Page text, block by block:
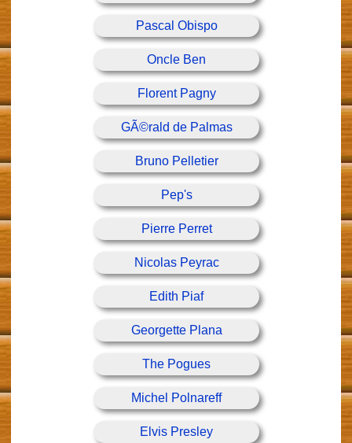
Pascal Obispo
Oncle Ben
Florent Pagny
GÃ©rald de Palmas
Bruno Pelletier
Pep's
Pierre Perret
Nicolas Peyrac
Edith Piaf
Georgette Plana
The Pogues
Michel Polnareff
Elvis Presley